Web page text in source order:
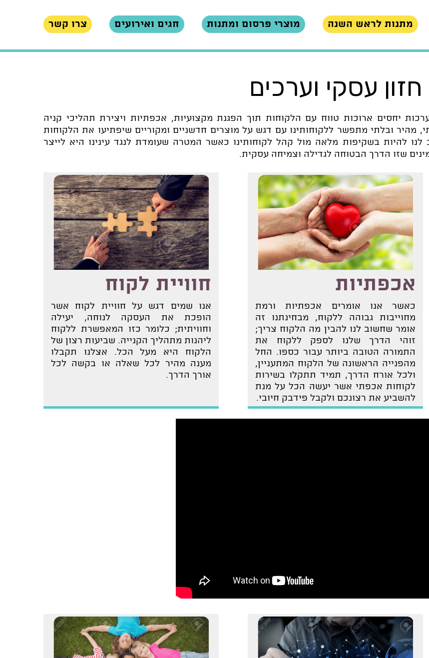
מתנות לראש השנה מוצרי פרסום ומתנות חגים ואירועים צרו קשר
חזון עסקי וערכים
יחסים ארוכות טווח עם הלקוחות תוך הפגנת מקצועיות, אכפתיות ויצירת תהליכי קניה
מהיר ובלתי מתפשר ללקוחותינו עם דגש על מוצרים חדשניים ומקוריים שיפתיעו את הלקוחות
להיות בשקיפות מלאה מול קהל לקוחותינו כאשר המטרה שעומדת לנגד עינינו היא לייצר
שזו הדרך הבטוחה לגדילה וצמיחה עסקית.
אכפתיות
כאשר אנו אומרים אכפתיות ורמת
מחוייבות גבוהה ללקוח, מבחינתנו זה
אומר שחשוב לנו להבין מה הלקוח צריך;
זוהי הדרך שלנו לספק ללקוח את
התמורה הטובה ביותר עבור כספו. החל
מהפנייה הראשונה של הלקוח המתעניין,
ולכל אורח הדרך, תמיד תתקלו בשירות
לקוחות אכפתי אשר יעשה הכל על מנת
להשביע את רצונכם ולקבל פידבק חיובי.
חוויית לקוח
אנו שמים דגש על חוויית לקוח אשר
הופכת את העסקה לנוחה, יעילה
וחוויתית; כלומר כזו המאפשרת ללקוח
ליהנות מתהליך הקנייה. שביעות רצון של
הלקוח היא מעל הכל. אצלנו תקבלו
מענה מהיר לכל שאלה או בקשה לכל
אורך הדרך.